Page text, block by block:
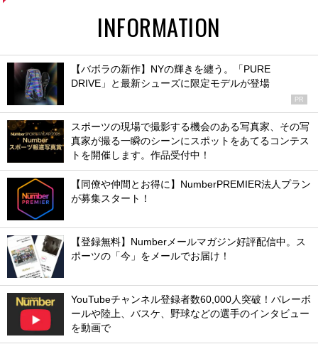
INFORMATION
【バボラの新作】NYの輝きを纏う。「PURE
DRIVE」と最新シューズに限定モデルが登場
PR
スポーツの現場で撮影する機会のある写真家、その写
真家が撮る一瞬のシーンにスポットをあてるコンテス
トを開催します。作品受付中！
【同僚や仲間とお得に】NumberPREMIER法人プラン
が募集スタート！
【登録無料】Numberメールマガジン好評配信中。ス
ポーツの「今」をメールでお届け！
YouTubeチャンネル登録者数60,000人突破！バレーボ
ールや陸上、バスケ、野球などの選手のインタビュー
を動画で